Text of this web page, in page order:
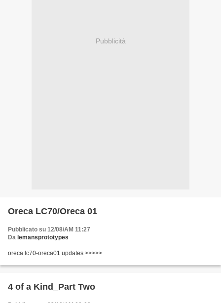
Pubblicità
Oreca LC70/Oreca 01
Pubblicato su 12/08/AM 11:27
Da lemansprototypes
oreca lc70-oreca01 updates >>>>>
4 of a Kind_Part Two